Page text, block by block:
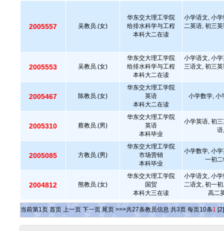
2005557 吴教员.(女)
华东交大理工学院
给排水科学与工程
本科大二在读
小学语文, 小
二英语, 初三
2005553 吴教员.(女)
华东交大理工学院
给排水科学与工程
本科大二在读
小学语文, 小
三语文, 初三
2005467 陈教员.(女)
华东交大理工学院
英语
本科大二在读
小学数学, 小
2005310 蔡教员.(男)
华东交大理工学院
英语
本科毕业
小学英语, 初
2005085 方教员.(男)
华东交大理工学院
市场营销
本科毕业
小学数学, 小
一初
2004812 熊教员.(女)
华东交大理工学院
国贸
本科大三在读
小学语文, 小
二语文, 初一
高二
当前第1页 首页 上一页 下一页 尾页 >>>共27条教员信息 共3页 每页10条1 [2]